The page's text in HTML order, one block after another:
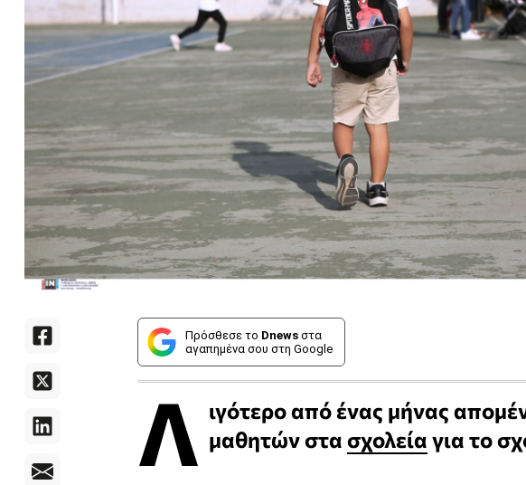
Πρόσθεσε το Dnews στα
αγαπημένα σου στη Google
Λ ιγότερο από ένας μήνας
μαθητών στα σχολεία για το